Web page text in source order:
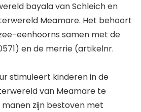
bayala van Schleich en
Meamare. Het behoort
eenhoorns samen met de
en de merrie (artikelnr.
stimuleert kinderen in de
van Meamare te
manen zijn bestoven met